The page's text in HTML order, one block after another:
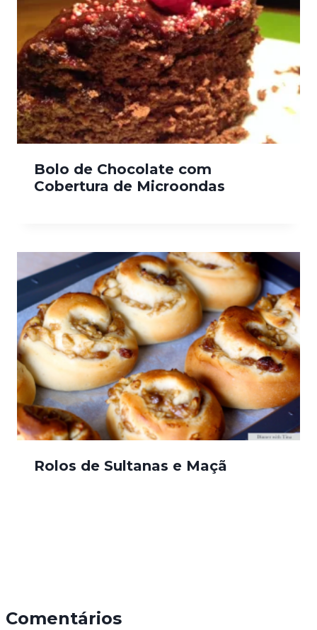
Bolo de Chocolate com
Cobertura de Microondas
Rolos de Sultanas e Maçã
Comentários